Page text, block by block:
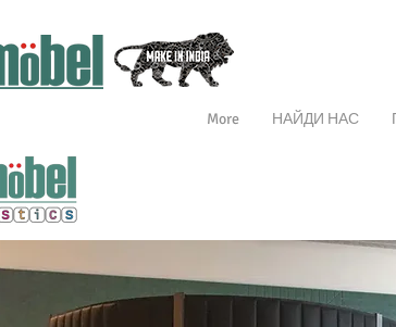
НАЙДИ НАС
More